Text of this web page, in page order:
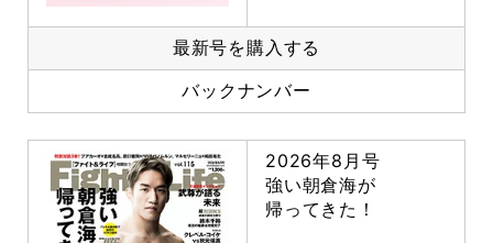
最新号を購入する
バックナンバー
2026年8月号
強い朝倉海が
帰ってきた！